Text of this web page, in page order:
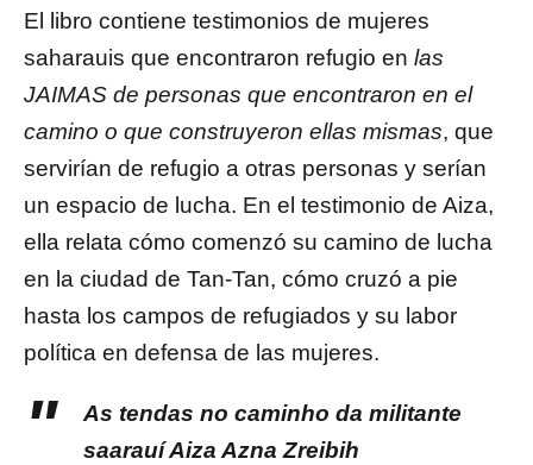
El libro contiene testimonios de mujeres
saharauis que encontraron refugio en las
JAIMAS de personas que encontraron en el
camino o que construyeron ellas mismas, que
servirían de refugio a otras personas y serían
un espacio de lucha. En el testimonio de Aiza,
ella relata cómo comenzó su camino de lucha
en la ciudad de Tan-Tan, cómo cruzó a pie
hasta los campos de refugiados y su labor
política en defensa de las mujeres.
As tendas no caminho da militante
saarauí Aiza Azna Zreibih